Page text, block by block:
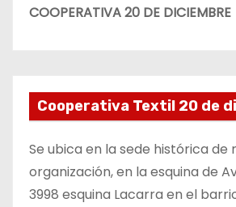
COOPERATIVA 20 DE DICIEMBRE
Cooperativa Textil 20 de
Se ubica en la sede histórica de
organización, en la esquina de
3998 esquina Lacarra en el